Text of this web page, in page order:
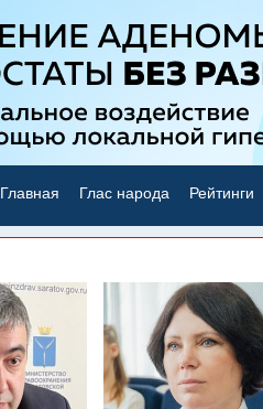
Главная Глас народа Рейтинги